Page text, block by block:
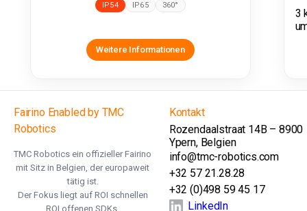
IP54 IP65 360°
Weitere Informationen
3
Fairino Enabled by TMC
Robotics
TMC Robotics ein offizieller Fairino
mit Sitz in Belgien, der europaweit
tätig ist.
Der Fokus liegt auf ROI schnellen
ROI offenen SDKs.
Kontakt
Rozendaalstraat 14B – 8900
Ypern, Belgien
info@tmc-robotics.com
+32 57 21.28.28
+32 (0)498 59 45 17
LinkedIn